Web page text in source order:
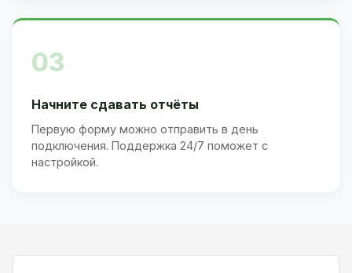
03
Начните сдавать отчёты
Первую форму можно отправить в день
подключения. Поддержка 24/7 поможет с
настройкой.